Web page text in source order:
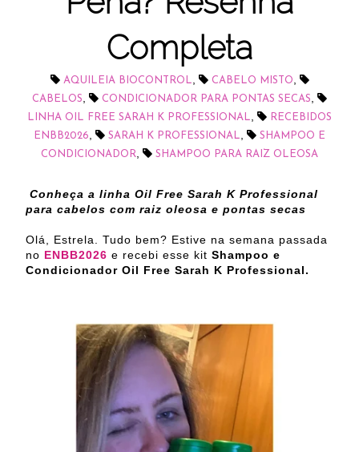
Completa
AQUILEIA BIOCONTROL, CABELO MISTO,
CABELOS, CONDICIONADOR PARA PONTAS SECAS,
LINHA OIL FREE SARAH K PROFESSIONAL,
RECEBIDOS
ENBB2026, SARAH K PROFESSIONAL,
SHAMPOO E
CONDICIONADOR, SHAMPOO PARA RAIZ OLEOSA
Conheça a linha Oil Free Sarah K Professional
para cabelos com raiz oleosa e pontas secas
Olá, Estrela. Tudo bem? Estive na semana passada
no ENBB2026 e recebi esse kit Shampoo e
Condicionador Oil Free Sarah K Professional.